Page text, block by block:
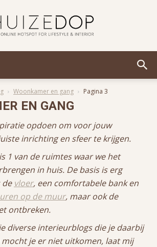
Woonkamer en gang Pagina 3
EN GANG
opdoen om voor jouw
inrichting en sfeer te krijgen.
1 van de ruimtes waar we het
in huis. De basis is erg
de vloer, een comfortabele bank en
op de muur, maar ook de
ontbreken.
diverse interieurblogs die je daarbij
mocht je er niet uitkomen, laat mij